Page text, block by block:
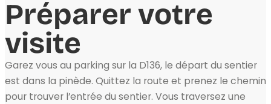
Préparer votre
visite
Garez vous au parking sur la D136, le départ du sentier
est dans la pinède. Quittez la route et prenez le chemin
pour trouver l’entrée du sentier. Vous traversez une